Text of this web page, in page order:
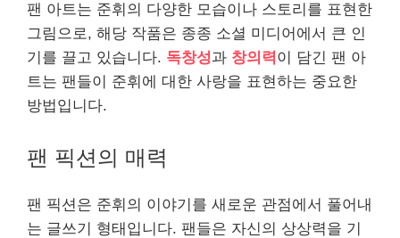
팬 아트는 준휘의 다양한 모습이나 스토리를 표현한
그림으로, 해당 작품은 종종 소셜 미디어에서 큰 인
기를 끌고 있습니다. 독창성과 창의력 이 담긴 팬 아
트는 팬들이 준휘에 대한 사랑을 표현하는 중요한
방법입니다.
팬 픽션의 매력
팬 픽션은 준휘의 이야기를 새로운 관점에서 풀어내
는 글쓰기 형태입니다. 팬들은 자신의 상상력을 기